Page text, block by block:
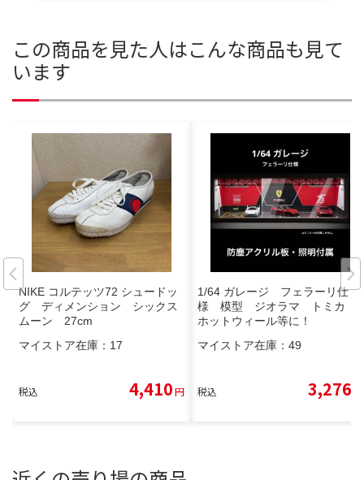
この商品を見た人はこんな商品も見て
います
NIKE コルテッツ72 シュードッ
グ ディメンション シックス
ムーン 27cm
マイストア在庫： 17
税込 4,410円
1/64 ガレージ フェラーリ仕
様 模型 ジオラマ トミカ
ホットウィール等に！
マイストア在庫： 49
税込 3,276